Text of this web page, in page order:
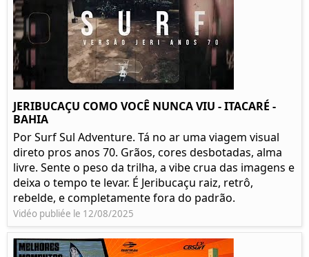
JERIBUCAÇU COMO VOCÊ NUNCA VIU - ITACARÉ -
BAHIA
Por Surf Sul Adventure. Tá no ar uma viagem visual
direto pros anos 70. Grãos, cores desbotadas, alma
livre. Sente o peso da trilha, a vibe crua das imagens e
deixa o tempo te levar. É Jeribucaçu raiz, retrô,
rebelde, e completamente fora do padrão.
Vidéo publiée le 12/08/2025